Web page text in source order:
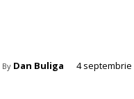
By Dan Buliga 4 septembrie